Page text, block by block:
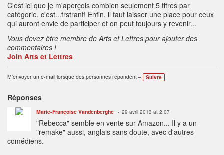
C'est ici que je m'aperçois combien seulement 5 titres par
catégorie, c'est...frstrant! Enfin, il faut laisser une place pour ceux
qui auront envie de participer et on peut toujours y revenir...
Vous devez être membre de Arts et Lettres pour ajouter des
commentaires !
Join Arts et Lettres
M'envoyer un e-mail lorsque des personnes répondent – Suivre
Réponses
Marie-Françoise Vandenberghe 29 avril 2013 at 2:07
"Rebecca" semble en vente sur Amazon... Il y a un
"remake" aussi, anglais sans doute, avec d'autres
comédiens.